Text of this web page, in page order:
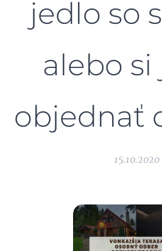
jedlo so
alebo si
objednať
15.10.2020